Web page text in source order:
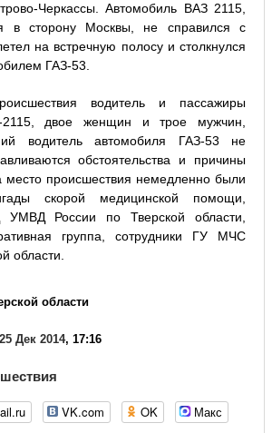
Черкассы. Автомобиль ВАЗ 2115,
в сторону Москвы, не справился с
на встречную полосу и столкнулся
ГАЗ-53.
водитель и пассажиры
2115, двое женщин и трое мужчин,
водитель автомобиля ГАЗ-53 не
обстоятельства и причины
место происшествия немедленно были
скорой медицинской помощи,
УМВД России по Тверской области,
группа, сотрудники ГУ МЧС
области.
области
25 Дек 2014, 17:16
VK.com OK Макс